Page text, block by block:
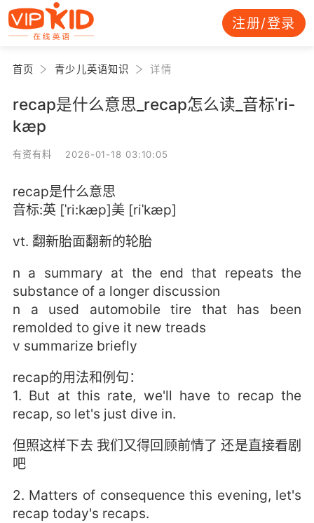
注册/登录
首页 青少儿英语知识 详情
recap是什么意思_recap怎么读_音标ˈri-
kæp
有资有料 2026-01-18 03:10:05
recap是什么意思
音标:英 [ˈri:kæp]美 [riˈkæp]
vt. 翻新胎面翻新的轮胎
n a summary at the end that repeats the
substance of a longer discussion
n a used automobile tire that has been
remolded to give it new treads
v summarize briefly
recap的用法和例句：
1. But at this rate, we'll have to recap the
recap, so let's just dive in.
但照这样下去 我们又得回顾前情了 还是直接看剧
吧
2. Matters of consequence this evening, let's
recap today's recaps.